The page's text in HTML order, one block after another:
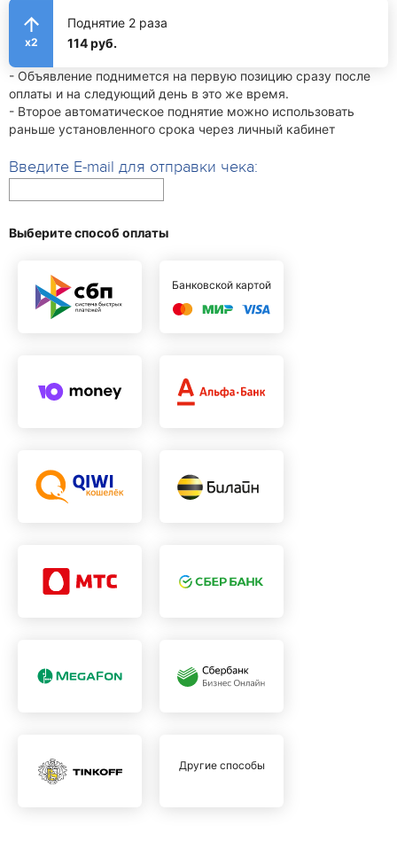
x2
Поднятие 2 раза
114 руб.
- Объявление поднимется на первую позицию сразу после
оплаты и на следующий день в это же время.
- Второе автоматическое поднятие можно использовать
раньше установленного срока через личный кабинет
Введите E-mail для отправки чека:
Выберите способ оплаты
Банковской картой
Другие способы